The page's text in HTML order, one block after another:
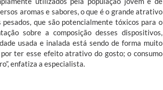
aromas e sabores, o que é o grande atrativo
que são potencialmente tóxicos para o
sobre a composição desses dispositivos,
usada e inalada está sendo de forma muito
ter esse efeito atrativo do gosto; o consumo
enfatiza a especialista.